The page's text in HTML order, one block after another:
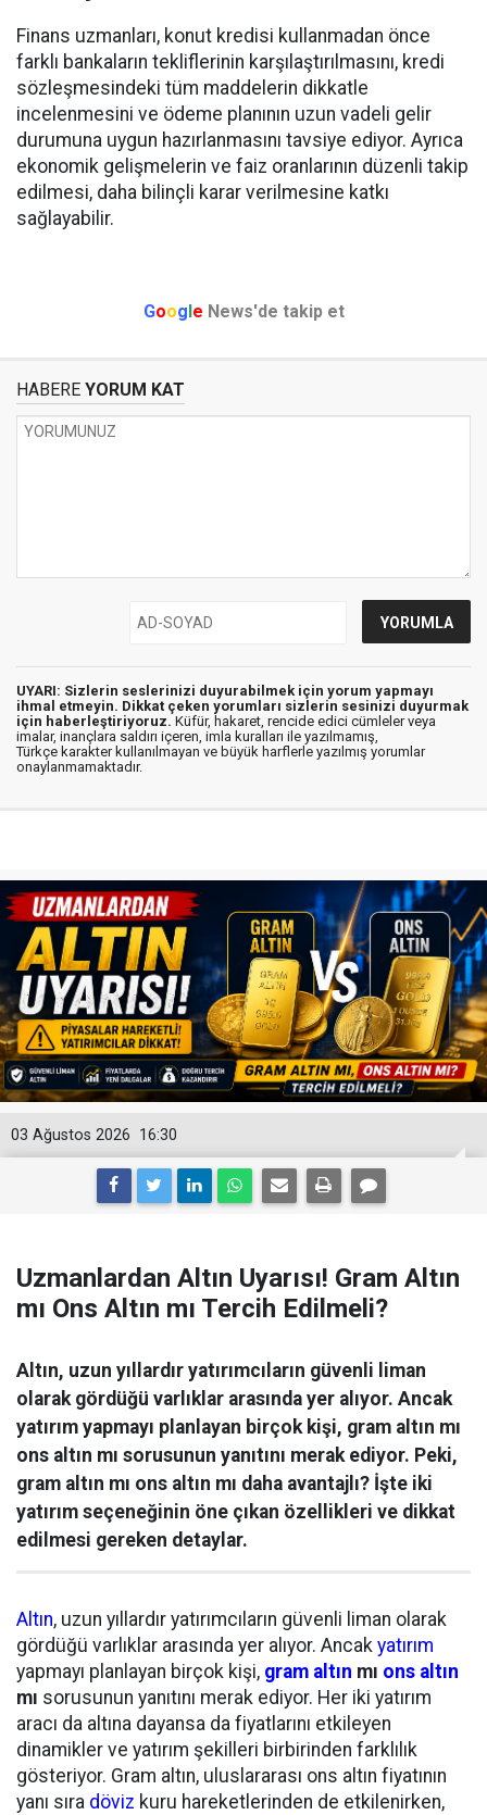
Finans uzmanları, konut kredisi kullanmadan önce
farklı bankaların tekliflerinin karşılaştırılmasını, kredi
sözleşmesindeki tüm maddelerin dikkatle
incelenmesini ve ödeme planının uzun vadeli gelir
durumuna uygun hazırlanmasını tavsiye ediyor. Ayrıca
ekonomik gelişmelerin ve faiz oranlarının düzenli takip
edilmesi, daha bilinçli karar verilmesine katkı
sağlayabilir.
Google News'de takip et
HABERE YORUM KAT
UYARI: Sizlerin seslerinizi duyurabilmek için yorum yapmayı
ihmal etmeyin. Dikkat çeken yorumları sizlerin sesinizi duyurmak
için haberleştiriyoruz. Küfür, hakaret, rencide edici cümleler veya
imalar, inançlara saldırı içeren, imla kuralları ile yazılmamış,
Türkçe karakter kullanılmayan ve büyük harflerle yazılmış yorumlar
onaylanmamaktadır.
16:30
03 Ağustos 2026
Uzmanlardan Altın Uyarısı! Gram Altın
mı Ons Altın mı Tercih Edilmeli?
Altın, uzun yıllardır yatırımcıların güvenli liman
olarak gördüğü varlıklar arasında yer alıyor. Ancak
yatırım yapmayı planlayan birçok kişi, gram altın mı
ons altın mı sorusunun yanıtını merak ediyor. Peki,
gram altın mı ons altın mı daha avantajlı? İşte iki
yatırım seçeneğinin öne çıkan özellikleri ve dikkat
edilmesi gereken detaylar.
Altın, uzun yıllardır yatırımcıların güvenli liman olarak
gördüğü varlıklar arasında yer alıyor. Ancak yatırım
yapmayı planlayan birçok kişi, gram altın mı ons altın
mı sorusunun yanıtını merak ediyor. Her iki yatırım
aracı da altına dayansa da fiyatlarını etkileyen
dinamikler ve yatırım şekilleri birbirinden farklılık
gösteriyor. Gram altın, uluslararası ons altın fiyatının
yanı sıra döviz kuru hareketlerinden de etkilenirken,